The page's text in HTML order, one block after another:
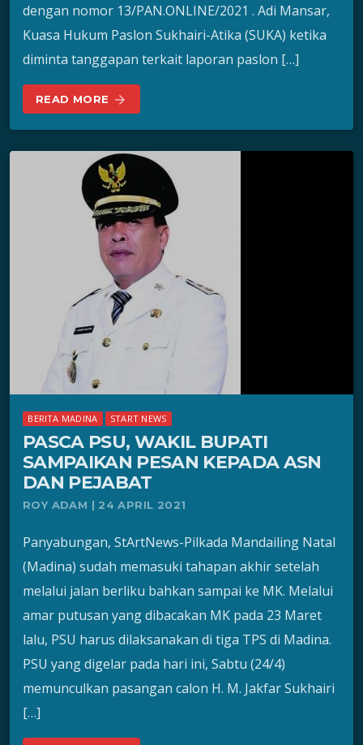
dengan nomor 13/PAN.ONLINE/2021 . Adi Mansar,
Kuasa Hukum Paslon Sukhairi-Atika (SUKA) ketika
diminta tanggapan terkait laporan paslon […]
READ MORE arrow_forward
BERITA MADINA START NEWS
PASCA PSU, WAKIL BUPATI
SAMPAIKAN PESAN KEPADA ASN
DAN PEJABAT
ROY ADAM | 24 APRIL 2021
Panyabungan, StArtNews-Pilkada Mandailing Natal
(Madina) sudah memasuki tahapan akhir setelah
melalui jalan berliku bahkan sampai ke MK. Melalui
amar putusan yang dibacakan MK pada 23 Maret
lalu, PSU harus dilaksanakan di tiga TPS di Madina.
PSU yang digelar pada hari ini, Sabtu (24/4)
memunculkan pasangan calon H. M. Jakfar Sukhairi
[…]